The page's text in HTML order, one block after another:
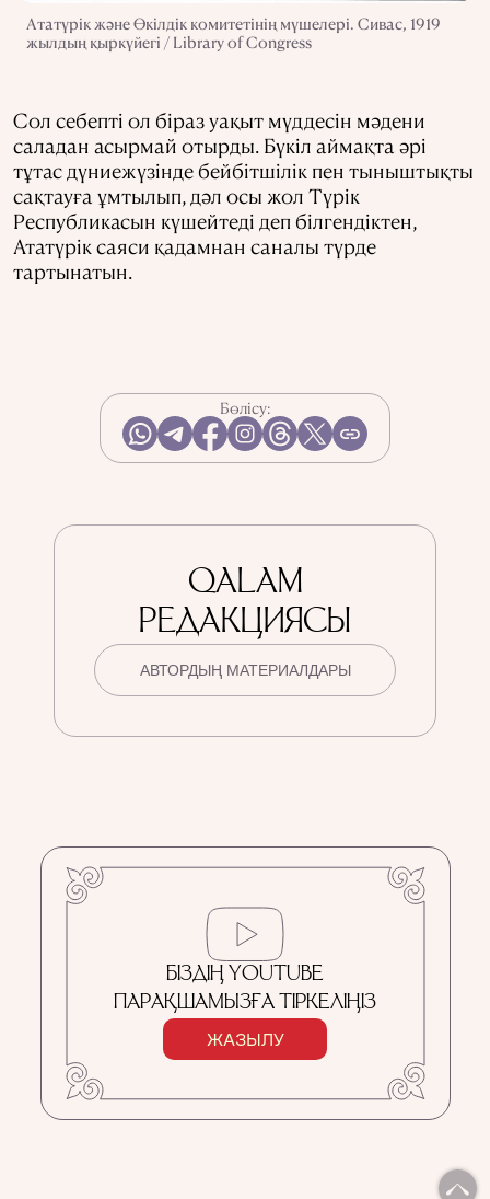
Ататүрік және Өкілдік комитетінің мүшелері. Сивас, 1919
жылдың қыркүйегі / Library of Congress
Сол себепті ол біраз уақыт мүддесін мәдени
саладан асырмай отырды. Бүкіл аймақта әрі
тұтас дүниежүзінде бейбітшілік пен тыныштықты
сақтауға ұмтылып, дәл осы жол Түрік
Республикасын күшейтеді деп білгендіктен,
Ататүрік саяси қадамнан саналы түрде
тартынатын.
Бөлісу:
QALAM
РЕДАКЦИЯСЫ
АВТОРДЫҢ МАТЕРИАЛДАРЫ
БІЗДІҢ YOUTUBE
ПАРАҚШАМЫЗҒА ТІРКЕЛІҢІЗ
ЖАЗЫЛУ